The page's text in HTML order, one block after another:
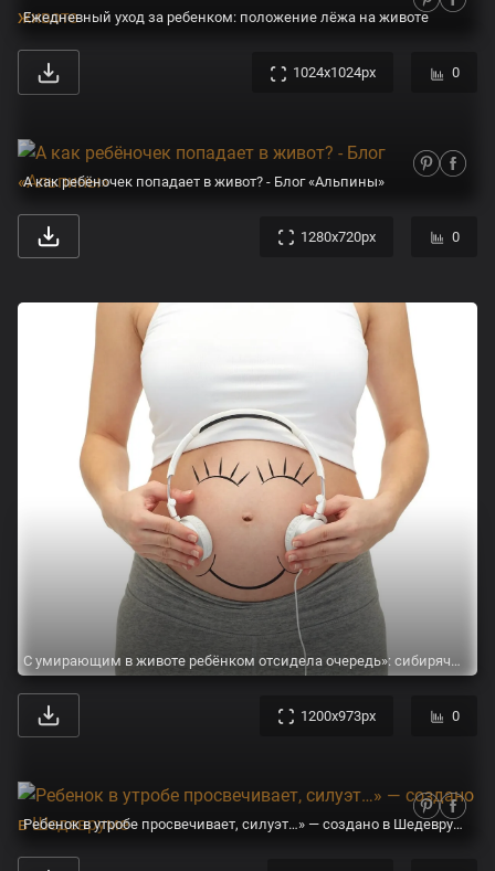
Ежедневный уход за ребенком: положение лёжа на животе
1024x1024px 0
А как ребёночек попадает в живот? - Блог «Альпины»
1280x720px 0
С умирающим в животе ребёнком отсидела очередь»: сибирячка обвиняет врачей роддома в смерти сына - KP.RU
1200x973px 0
Ребенок в утробе просвечивает, силуэт…» — создано в Шедевруме